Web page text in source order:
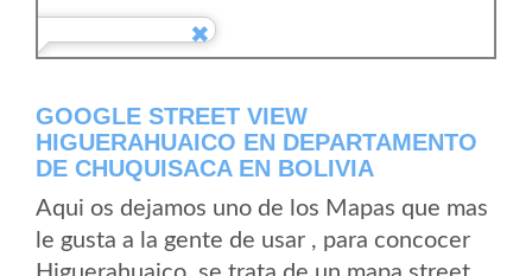
GOOGLE STREET VIEW
HIGUERAHUAICO EN DEPARTAMENTO
DE CHUQUISACA EN BOLIVIA
Aqui os dejamos uno de los Mapas que mas
le gusta a la gente de usar , para concocer